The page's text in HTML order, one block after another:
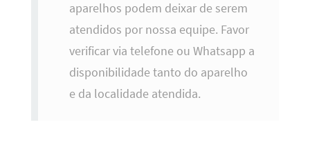
aparelhos podem deixar de serem
atendidos por nossa equipe. Favor
verificar via telefone ou Whatsapp a
disponibilidade tanto do aparelho
e da localidade atendida.